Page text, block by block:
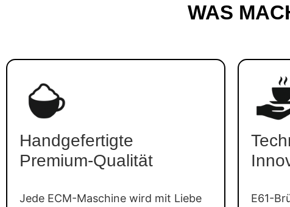
WAS
Handgefertigte
Premium-Qualität
Jede ECM-Maschine wird mit Liebe
E61-